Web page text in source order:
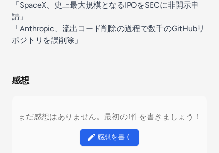
「SpaceX、史上最大規模となるIPOをSECに非開示申
請」
「Anthropic、流出コード削除の過程で数千のGitHubリ
ポジトリを誤削除」
感想
まだ感想はありません。最初の1件を書きましょう！
感想を書く